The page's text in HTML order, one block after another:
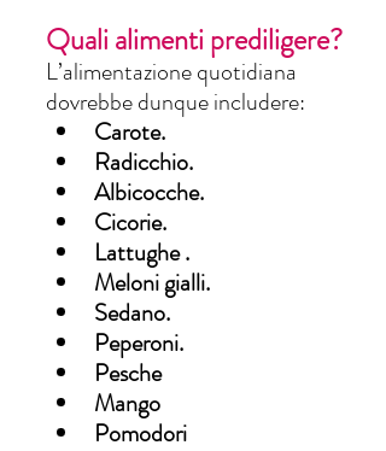
Quali alimenti prediligere?
L’alimentazione quotidiana
dovrebbe dunque includere:
Carote.
Radicchio.
Albicocche.
Cicorie.
Lattughe .
Meloni gialli.
Sedano.
Peperoni.
Pesche
Mango
Pomodori